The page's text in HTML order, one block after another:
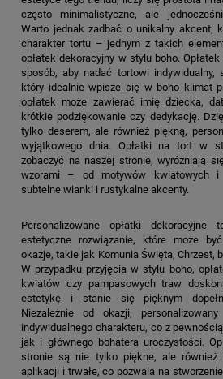
często minimalistyczne, ale
Warto jednak zadbać o unikalny akcent,
charakter tortu – jednym z takich
opłatek dekoracyjny w stylu boho.
sposób, aby nadać tortowi indywidualny,
który idealnie wpisze się w boho klimat
opłatek może zawierać imię dziecka,
krótkie podziękowanie czy dedykację.
tylko deserem, ale również piękną,
wyjątkowego dnia. Opłatki na tort w
zobaczyć na naszej stronie, wyróżniają
wzorami – od motywów kwiatowych i
subtelne wianki i rustykalne akcenty.
Personalizowane opłatki
estetyczne rozwiązanie, które może
okazje, takie jak Komunia Święta, Chrzest,
W przypadku przyjęcia w stylu boho,
kwiatów czy pampasowych traw
estetykę i stanie się pięknym
Niezależnie od okazji,
indywidualnego charakteru, co z
jak i głównego bohatera uroczystości.
stronie są nie tylko piękne, ale
aplikacji i trwałe, co pozwala na